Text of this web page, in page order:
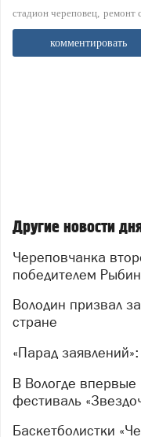
стадион череповец ремонт
комментировать
Другие новости
Череповчанка второй год подряд становится
победителем
Володин призвал запретить вейпы по всей
стране
«Парад
В Вологде впервые пройдет Фокинский
фестиваль
Баскетболистки «Чевакаты» представят